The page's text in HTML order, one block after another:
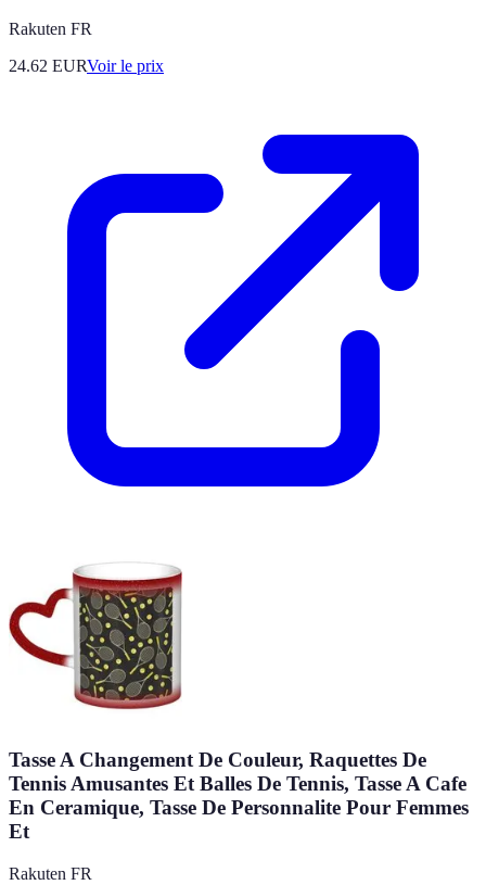
Rakuten FR
24.62 EURVoir le prix
Tasse A Changement De Couleur, Raquettes De
Tennis Amusantes Et Balles De Tennis, Tasse A Cafe
En Ceramique, Tasse De Personnalite Pour Femmes
Et
Rakuten FR